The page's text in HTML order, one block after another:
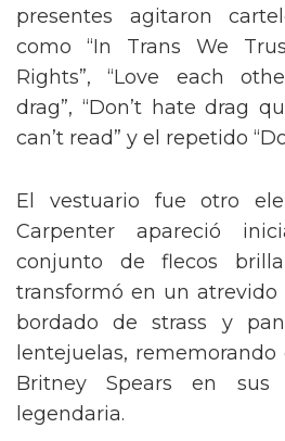
presentes agitaron
como “In Trans We
Rights”, “Love each
drag”, “Don’t hate drag
can’t read” y el repetido
El vestuario fue otro
Carpenter apareció
conjunto de flecos
transformó en un
bordado de strass y
lentejuelas,
Britney Spears en sus
legendaria.